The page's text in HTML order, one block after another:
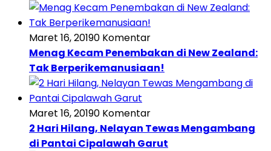
Maret 16, 20190 Komentar
Menag Kecam Penembakan di New Zealand:
Tak Berperikemanusiaan!
Maret 16, 20190 Komentar
2 Hari Hilang, Nelayan Tewas Mengambang
di Pantai Cipalawah Garut